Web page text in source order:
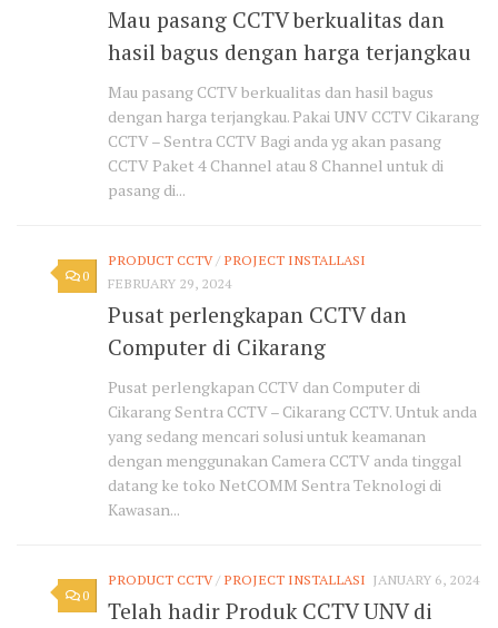
Mau pasang CCTV berkualitas dan
hasil bagus dengan harga terjangkau
Mau pasang CCTV berkualitas dan hasil bagus
dengan harga terjangkau. Pakai UNV CCTV Cikarang
CCTV – Sentra CCTV Bagi anda yg akan pasang
CCTV Paket 4 Channel atau 8 Channel untuk di
pasang di...
0
PRODUCT CCTV/ PROJECT INSTALLASI
FEBRUARY 29, 2024
Pusat perlengkapan CCTV dan
Computer di Cikarang
Pusat perlengkapan CCTV dan Computer di
Cikarang Sentra CCTV – Cikarang CCTV. Untuk anda
yang sedang mencari solusi untuk keamanan
dengan menggunakan Camera CCTV anda tinggal
datang ke toko NetCOMM Sentra Teknologi di
Kawasan...
0
PRODUCT CCTV/ PROJECT INSTALLASI JANUARY 6, 2024
Telah hadir Produk CCTV UNV di